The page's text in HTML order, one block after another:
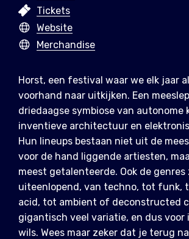
Tickets
Website
Merchandise
Horst, een festival waar we elk jaar
voorhand naar uitkijken. Een
driedaagse symbiose van autonome
inventieve architectuur en
Hun lineups bestaan niet uit de
voor de hand liggende artiesten,
meest getalenteerde. Ook de genres
uiteenlopend, van techno, tot funk,
acid, tot ambient of deconstructed
gigantisch veel variatie, en dus voor
wils. Wees maar zeker dat je terug